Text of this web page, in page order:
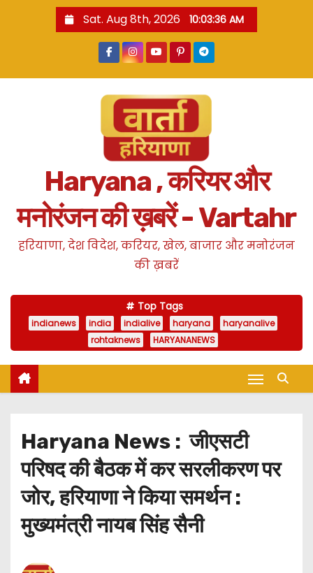
Sat. Aug 8th, 2026 10:03:37 AM
Haryana , करियर और
मनोरंजन की ख़बरें - Vartahr
हरियाणा, देश विदेश, करियर, खेल, बाजार और मनोरंजन
की ख़बरें
Top Tags
indianews india indialive haryana
haryanalive
rohtaknews
HARYANANEWS
Haryana News : जीएसटी
परिषद की बैठक में कर सरलीकरण पर
जोर, हरियाणा ने किया समर्थन :
मुख्यमंत्री नायब सिंह सैनी